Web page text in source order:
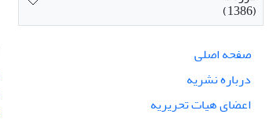
(1386)
صفحه اصلی
درباره نشریه
اعضای هیات تحریریه